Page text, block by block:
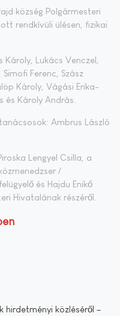
község Polgármesteri
rendkívüli ülésen, fizikai
Lukács Venczel,
Ferenc, Szász
Károly, Vágási Erika-
és Károly András.
Ambrus László
Lengyel Csilla, a
/
és Hajdu Enikő
Hivatalának részéről.
hirdetményi közléséről –